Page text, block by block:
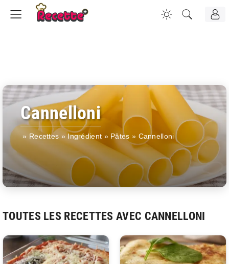
Cannelloni
» Recettes »Ingrédient » Pâtes » Cannelloni
TOUTES LES RECETTES AVEC CANNELLONI